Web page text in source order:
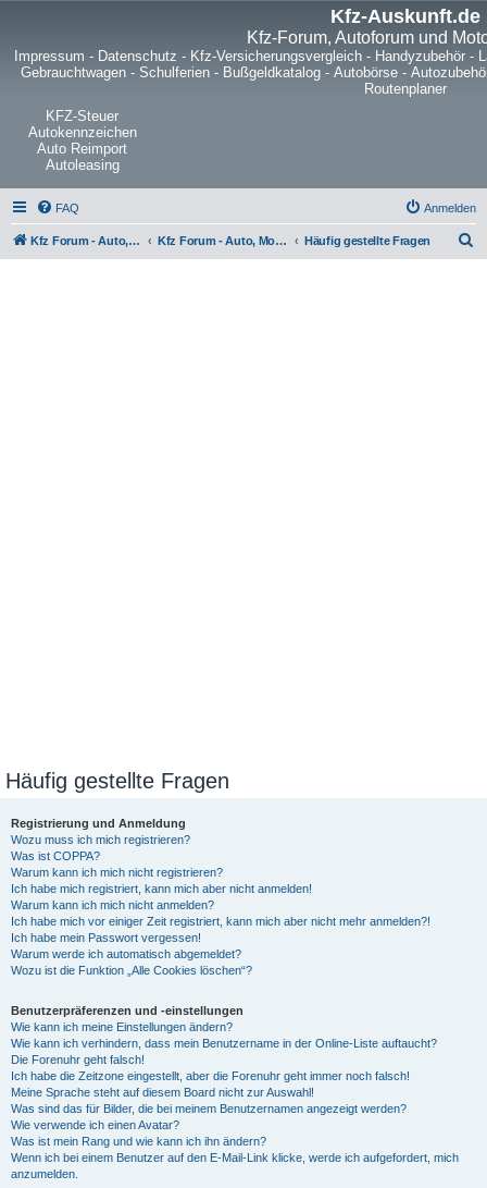
Kfz-Auskunft.de
Kfz-Forum, Autoforum und
Impressum - Datenschutz - Kfz-Versicherungsvergleich - Handyzubehör -
Gebrauchtwagen- Schulferien- Bußgeldkatalog- Autobörse-
Routenplaner
KFZ-Steuer
Autokennzeichen
Auto Reimport
Autoleasing
FAQ Anmelden
Kfz Forum - Auto, Motorrad und LKW Kfz Forum - Auto, Motorrad und LKW Häufig gestellte Fragen
Häufig gestellte Fragen
Registrierung und Anmeldung
Wozu muss ich mich registrieren?
Was ist COPPA?
Warum kann ich mich nicht registrieren?
Ich habe mich registriert, kann mich aber nicht anmelden!
Warum kann ich mich nicht anmelden?
Ich habe mich vor einiger Zeit registriert, kann mich aber nicht mehr anmelden?!
Ich habe mein Passwort vergessen!
Warum werde ich automatisch abgemeldet?
Wozu ist die Funktion „Alle Cookies löschen“?
Benutzerpräferenzen und -einstellungen
Wie kann ich meine Einstellungen ändern?
Wie kann ich verhindern, dass mein Benutzername in der Online-Liste auftaucht?
Die Forenuhr geht falsch!
Ich habe die Zeitzone eingestellt, aber die Forenuhr geht immer noch falsch!
Meine Sprache steht auf diesem Board nicht zur Auswahl!
Was sind das für Bilder, die bei meinem Benutzernamen angezeigt werden?
Wie verwende ich einen Avatar?
Was ist mein Rang und wie kann ich ihn ändern?
Wenn ich bei einem Benutzer auf den E-Mail-Link klicke, werde ich aufgefordert, mich
anzumelden.